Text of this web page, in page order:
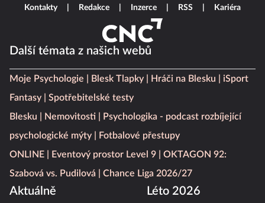
Další témata z našich webů
Moje Psychologie Blesk Tlapky Hráči na Blesku
iSport
Fantasy
Spotřebitelské testy
Blesku
Nemovitosti
Psychologika - podcast rozbíjející
psychologické mýty
Fotbalové přestupy
ONLINE
Eventový prostor Level 9
OKTAGON 92:
Szabová vs. Pudilová
Chance Liga 2026/27
Aktuálně Léto 2026
Kontakty Redakce Inzerce RSS Kariéra